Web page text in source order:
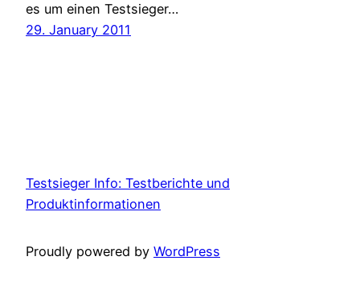
es um einen Testsieger…
29. January 2011
Testsieger Info: Testberichte und
Produktinformationen
Proudly powered by WordPress